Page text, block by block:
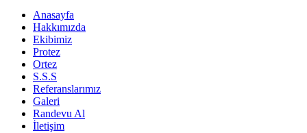
Anasayfa
Hakkımızda
Ekibimiz
Protez
Ortez
S.S.S
Referanslarımız
Galeri
Randevu Al
İletişim